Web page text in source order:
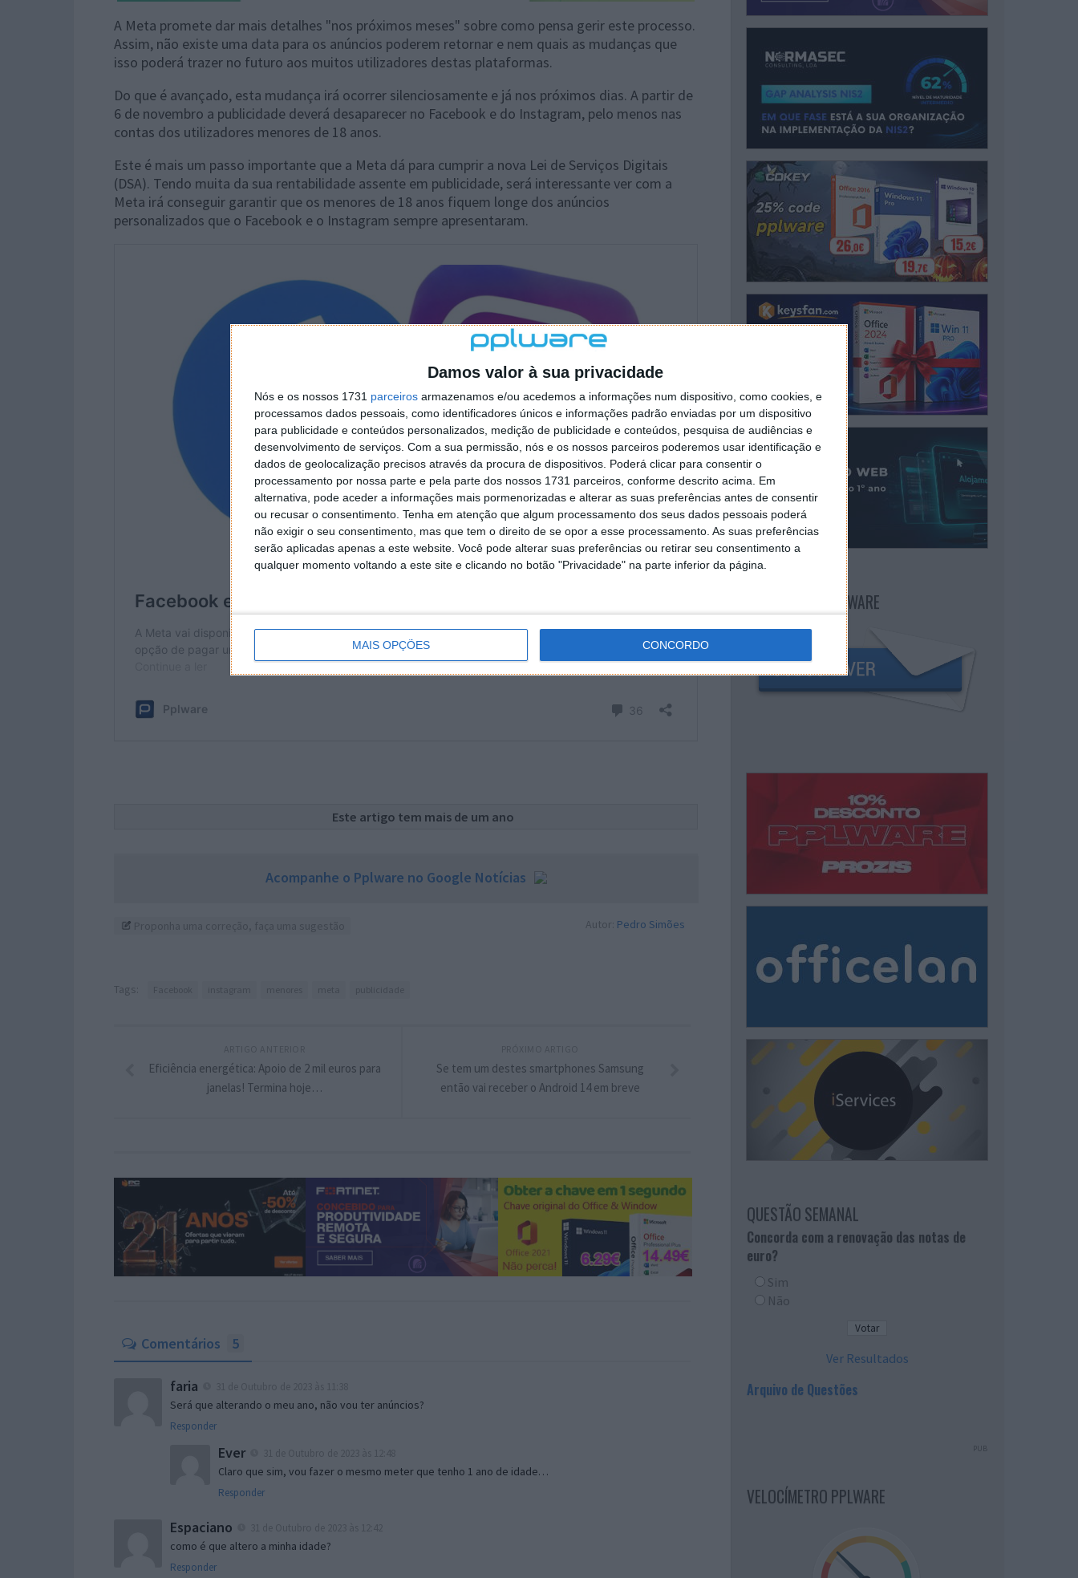
Damos valor à sua privacidade
Nós e os nossos 1731 parceiros armazenamos e/ou acedemos a informações num dispositivo, como cookies, e
processamos dados pessoais, como identificadores únicos e informações padrão enviadas por um dispositivo
para publicidade e conteúdos personalizados, medição de publicidade e conteúdos, pesquisa de audiências e
desenvolvimento de serviços. Com a sua permissão, nós e os nossos parceiros poderemos usar identificação e
dados de geolocalização precisos através da procura de dispositivos. Poderá clicar para consentir o
processamento por nossa parte e pela parte dos nossos 1731 parceiros, conforme descrito acima. Em
alternativa, pode aceder a informações mais pormenorizadas e alterar as suas preferências antes de consentir
ou recusar o consentimento. Tenha em atenção que algum processamento dos seus dados pessoais poderá
não exigir o seu consentimento, mas que tem o direito de se opor a esse processamento. As suas preferências
serão aplicadas apenas a este website. Você pode alterar suas preferências ou retirar seu consentimento a
qualquer momento voltando a este site e clicando no botão "Privacidade" na parte inferior da página.
MAIS OPÇÕES CONCORDO
A Meta promete dar mais detalhes "nos próximos meses" sobre como pensa gerir este processo.
Assim, não existe uma data para os anúncios poderem retornar e nem quais as mudanças que
isso poderá trazer no futuro aos muitos utilizadores destas plataformas.
Do que é avançado, esta mudança irá ocorrer silenciosamente e já nos próximos dias. A partir de
6 de novembro a publicidade deverá desaparecer no Facebook e do Instagram, pelo menos nas
contas dos utilizadores menores de 18 anos.
Este é mais um passo importante que a Meta dá para cumprir a nova Lei de Serviços Digitais
(DSA). Tendo muita da sua rentabilidade assente em publicidade, será interessante ver com a
Meta irá conseguir garantir que os menores de 18 anos fiquem longe dos anúncios
personalizados que o Facebook e o Instagram sempre apresentaram.
Este artigo tem mais de um ano
Acompanhe o Pplware no Google Notícias
Autor: Pedro Simões
Tags:
Se tem um destes smartphones Samsung
então vai receber o Android 14 em breve
Eficiência energética: Apoio de 2 mil euros para
janelas! Termina hoje…
Comentários 5
faria
Será que alterando o meu ano, não vou ter anúncios?
Responder
Ever
Claro que sim, vou fazer o mesmo meter que tenho 1 ano de idade…
Responder
Espaciano
como é que altero a minha idade?
Responder
NEWSLETTER PPLWARE
QUESTÃO SEMANAL
Concorda com a renovação das notas de
euro?
Sim
Não
Ver Resultados
Arquivo de Questões
PUB
VELOCÍMETRO PPLWARE